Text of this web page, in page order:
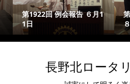
第1922回 例会報告 ６月1
1日
長野北ロータ